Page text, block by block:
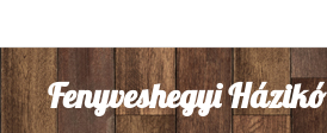
Fenyveshegyi Házikó